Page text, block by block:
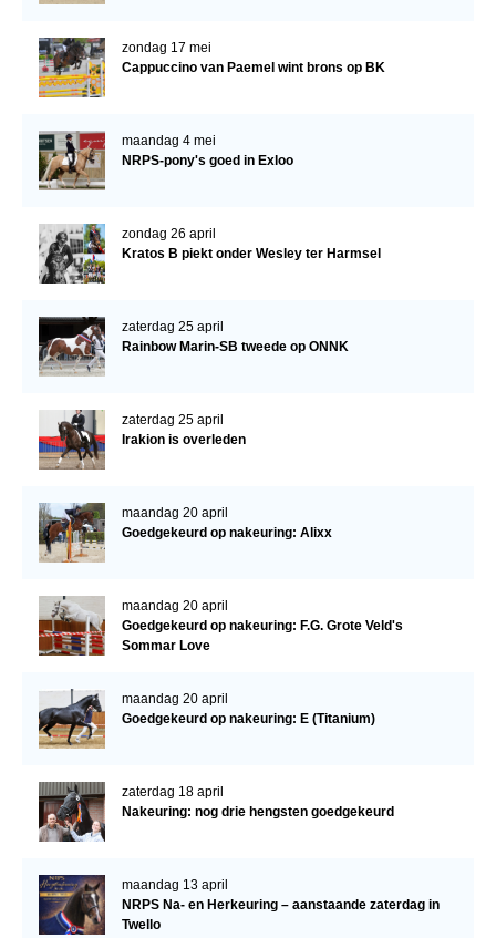
Word vrijiwilliger
Evenementen
ACCOUNT AANMAKEN
zondag 17 mei
Cappuccino van Paemel wint brons op BK
maandag 4 mei
NRPS-pony's goed in Exloo
zondag 26 april
Kratos B piekt onder Wesley ter Harmsel
zaterdag 25 april
Rainbow Marin-SB tweede op ONNK
zaterdag 25 april
Irakion is overleden
maandag 20 april
Goedgekeurd op nakeuring: Alixx
maandag 20 april
Goedgekeurd op nakeuring: F.G. Grote Veld's
Sommar Love
maandag 20 april
Goedgekeurd op nakeuring: E (Titanium)
zaterdag 18 april
Nakeuring: nog drie hengsten goedgekeurd
maandag 13 april
NRPS Na- en Herkeuring – aanstaande zaterdag in
Twello